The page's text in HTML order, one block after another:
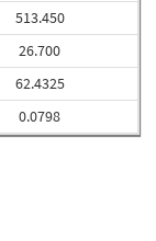
513.450
26.700
62.4325
0.0798